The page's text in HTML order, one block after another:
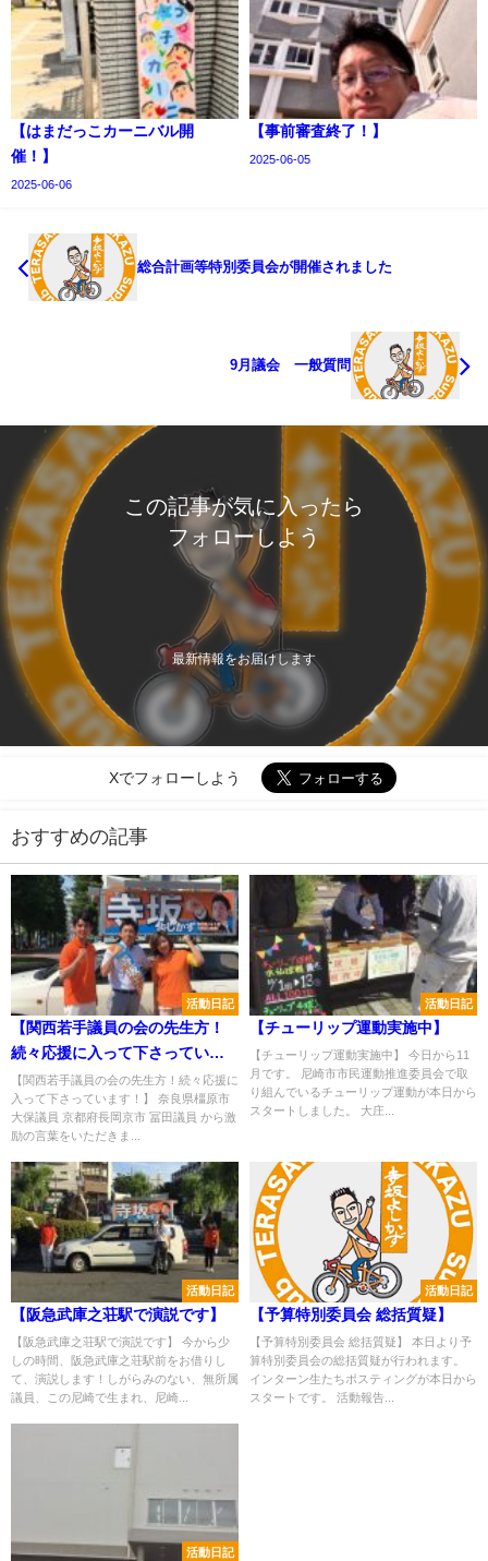
【はまだっこカーニバル開
催！】
2025-06-06
【事前審査終了！】
2025-06-05
総合計画等特別委員会が開催されました
9月議会 一般質問
この記事が気に入ったら
フォローしよう
最新情報をお届けします
Xでフォローしよう
おすすめの記事
活動日記
【関西若手議員の会の先生方！
続々応援に入って下さっていま
す！】
【関西若手議員の会の先生方！続々応援に
入って下さっています！】 奈良県橿原市
大保議員 京都府長岡京市 冨田議員 から激
励の言葉をいただきま...
活動日記
【チューリップ運動実施中】
【チューリップ運動実施中】 今日から11
月です。 尼崎市市民運動推進委員会で取
り組んでいるチューリップ運動が本日から
スタートしました。 大庄...
活動日記
【阪急武庫之荘駅で演説です】
【阪急武庫之荘駅で演説です】 今から少
しの時間、阪急武庫之荘駅前をお借りし
て、演説します！しがらみのない、無所属
議員、この尼崎で生まれ、尼崎...
活動日記
【予算特別委員会 総括質疑】
【予算特別委員会 総括質疑】 本日より予
算特別委員会の総括質疑が行われます。
インターン生たちポスティングが本日から
スタートです。 活動報告...
活動日記